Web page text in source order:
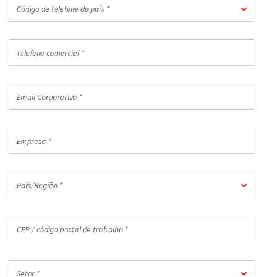
de
do
país
*
Código de telefone do país *
comercial
Corporativo
País/Região *
postal
deSetor *